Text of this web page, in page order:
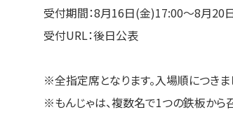
受付期間：8⽉16⽇(金)17:00〜8⽉20
受付URL：後日公表
※全指定席となります。入場順につきま
※もんじゃは、複数名で1つの鉄板から